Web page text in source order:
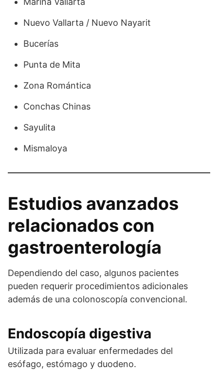
Nuevo Vallarta / Nuevo Nayarit
Bucerías
Punta de Mita
Zona Romántica
Conchas Chinas
Sayulita
Mismaloya
Estudios avanzados
relacionados con
gastroenterología
Dependiendo del caso, algunos pacientes
pueden requerir procedimientos adicionales
además de una colonoscopía convencional.
Endoscopía digestiva
Utilizada para evaluar enfermedades del
esófago, estómago y duodeno.